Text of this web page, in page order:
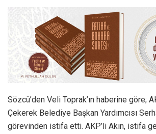
Sözcü’den Veli Toprak’ın haberine göre;
Çekerek Belediye Başkan Yardımcısı
görevinden istifa etti. AKP’li Akın, istifa